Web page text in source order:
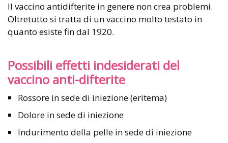
Il vaccino antidifterite in genere non crea problemi.
Oltretutto si tratta di un vaccino molto testato in
quanto esiste fin dal 1920.
Possibili effetti indesiderati del
vaccino anti-difterite
Rossore in sede di iniezione (eritema)
Dolore in sede di iniezione
Indurimento della pelle in sede di iniezione